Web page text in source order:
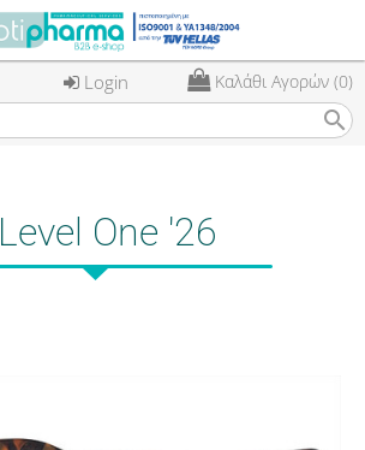
Login Καλάθι Αγορών (0)
search
Level One '26